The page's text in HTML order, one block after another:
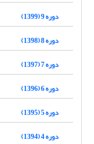
دوره 9 (1399)
دوره 8 (1398)
دوره 7 (1397)
دوره 6 (1396)
دوره 5 (1395)
دوره 4 (1394)